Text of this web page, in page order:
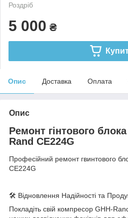
Роздріб
5 000 ₴
Опис Доставка Оплата
Опис
Ремонт гінтового
Rand CE224G
Професійний ремонт гвинтового
CE224G
🛠️ Відновлення Надійності та
Покладіть свій компресор GHH-